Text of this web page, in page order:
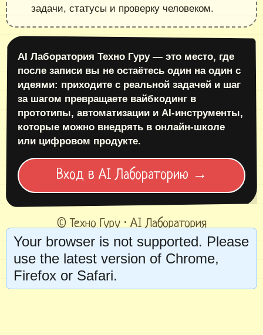
задачи, статусы и проверку человеком.
AI Лаборатория Техно Гуру — это место, где
после записи вы не остаётесь один на один с
идеями: приходите с реальной задачей и шаг
за шагом превращаете вайбкодинг в
прототипы, автоматизации и AI-инструменты,
которые можно внедрять в онлайн-школе
или цифровом продукте.
Вход в AI Лабораторию →
© Техно Гуру · AI Лаборатория
Your browser is not supported. Please
use the latest version of Chrome,
Firefox or Safari.